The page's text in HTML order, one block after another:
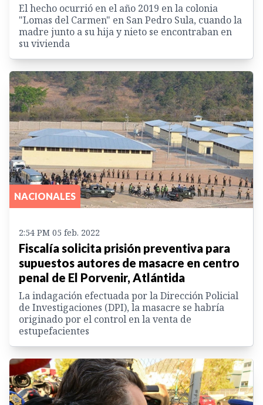
El hecho ocurrió en el año 2019 en la colonia
"Lomas del Carmen" en San Pedro Sula, cuando la
madre junto a su hija y nieto se encontraban en
su vivienda
NACIONALES
2:54 PM 05 feb. 2022
Fiscalía solicita prisión preventiva para
supuestos autores de masacre en centro
penal de El Porvenir, Atlántida
La indagación efectuada por la Dirección Policial
de Investigaciones (DPI), la masacre se habría
originado por el control en la venta de
estupefacientes